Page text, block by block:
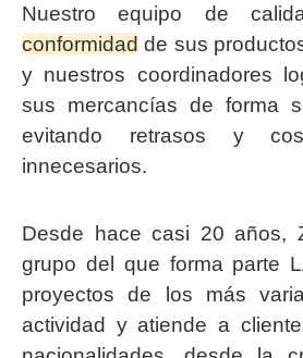
Nuestro equipo de
conformidad de sus
y nuestros coordinadores
sus mercancías de forma
evitando retrasos y
innecesarios.
Desde hace casi 20 años,
grupo del que forma parte
proyectos de los más
actividad y atiende a